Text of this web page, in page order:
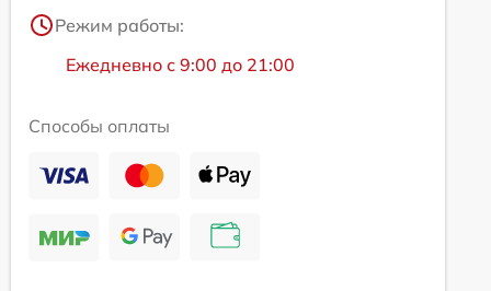
Режим работы:
Ежедневно с 9:00 до 21:00
Способы оплаты